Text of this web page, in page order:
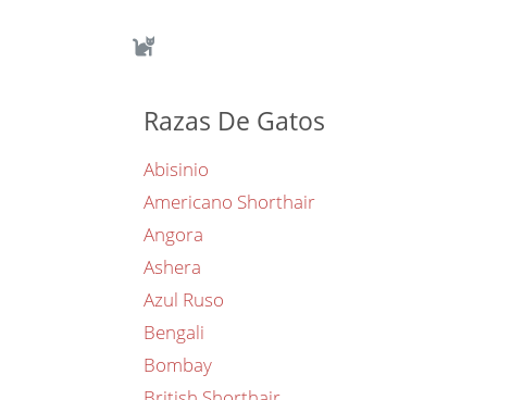
Razas De Gatos
Abisinio
Americano Shorthair
Angora
Ashera
Azul Ruso
Bengali
Bombay